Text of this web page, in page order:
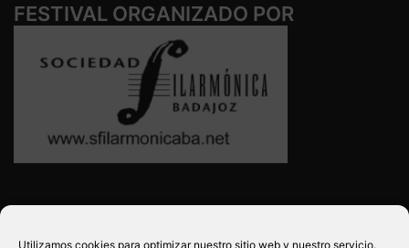
Utilizamos cookies para optimizar nuestro sitio web y nuestro servicio.
FESTIVAL ORGANIZADO POR